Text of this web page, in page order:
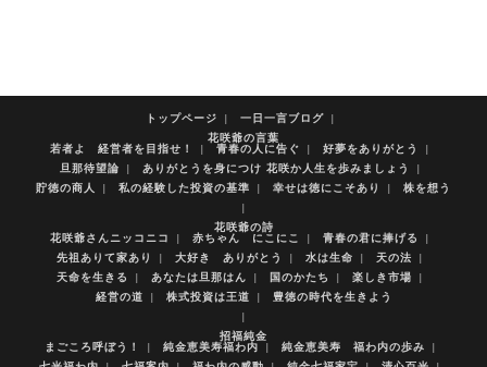
トップページ
一日一言ブログ
花咲爺の言葉
若者よ 経営者を目指せ！ 青春の人に告ぐ
好夢をありがとう
旦那待望論
ありがとうを身につけ 花咲か人生を歩みましょう
貯徳の商人
私の経験した投資の基準 幸せは徳にこそあり 株を想う
花咲爺の詩
花咲爺さんニッコニコ 赤ちゃん にこにこ
青春の君に捧げる
先祖ありて家あり
大好き ありがとう 水は生命
天の法
天命を生きる
あなたは旦那はん 国のかたち
楽しき市場
経営の道
株式投資は王道 豊徳の時代を生きよう
招福純金
まごころ呼ぼう！ 純金恵美寿福わ内
純金恵美寿 福わ内の歩み